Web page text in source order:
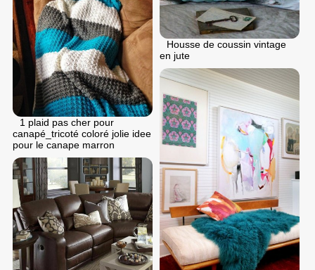
Housse de coussin vintage
en jute
1 plaid pas cher pour
canapé_tricoté coloré jolie idee
pour le canape marron